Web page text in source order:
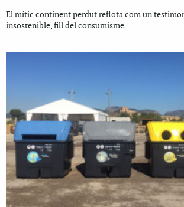
El mític continent perdut reflota com un
insostenible, fill del consumisme